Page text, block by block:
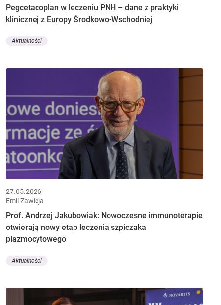
Pegcetacoplan w leczeniu PNH – dane z praktyki
klinicznej z Europy Środkowo-Wschodniej
Aktualności
27.05.2026
Emil Zawieja
Prof. Andrzej Jakubowiak: Nowoczesne immunoterapie
otwierają nowy etap leczenia szpiczaka
plazmocytowego
Aktualności